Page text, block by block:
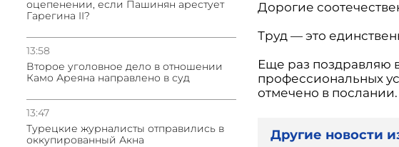
оцепенении, если Пашинян арестует
Гарегина II?
13:58
Второе уголовное дело в отношении
Камо Ареяна направлено в суд
13:47
Турецкие журналисты отправились в
оккупированный Акна
Дорогие
Труд — это
Еще раз поздравляю
профессиональных
отмечено в послании.
Другие новости